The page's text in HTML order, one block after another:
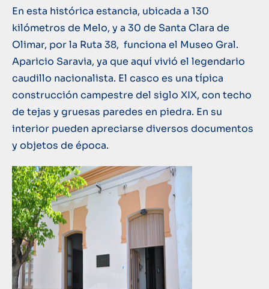
En esta histórica estancia, ubicada a 130
kilómetros de Melo, y a 30 de Santa Clara de
Olimar, por la Ruta 38, funciona el Museo Gral.
Aparicio Saravia, ya que aquí vivió el legendario
caudillo nacionalista. El casco es una típica
construcción campestre del siglo XIX, con techo
de tejas y gruesas paredes en piedra. En su
interior pueden apreciarse diversos documentos
y objetos de época.